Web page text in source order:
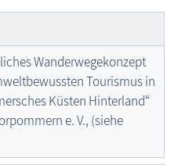
Wanderwegekonzept
Tourismus in
Küsten Hinterland“
e. V., (siehe